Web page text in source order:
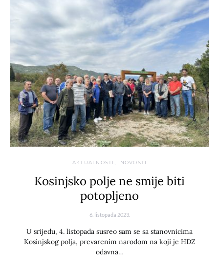
AKTUALNOSTI NOVOSTI
Kosinjsko polje ne smije biti
potopljeno
6. listopada 2023.
U srijedu, 4. listopada susreo sam se sa stanovnicima
Kosinjskog polja, prevarenim narodom na koji je HDZ
odavna…